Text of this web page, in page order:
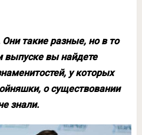
такие разные, но в то
вы найдете
у которых
о существовании
знали.